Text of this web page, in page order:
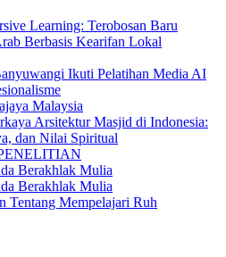
Learning: Terobosan Baru
Berbasis Kearifan Lokal
Ikuti Pelatihan Media AI
Malaysia
Arsitektur Masjid di Indonesia:
dan Nilai Spiritual
Berakhlak Mulia
Berakhlak Mulia
Tentang Mempelajari Ruh